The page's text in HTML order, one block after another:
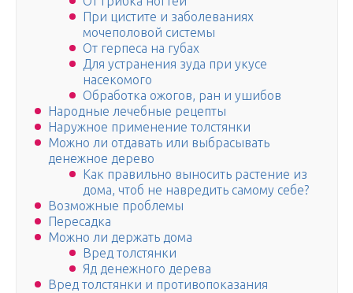
При цистите и заболеваниях
мочеполовой системы
От герпеса на губах
Для устранения зуда при укусе
насекомого
Обработка ожогов, ран и ушибов
Народные лечебные рецепты
Наружное применение толстянки
Можно ли отдавать или выбрасывать
денежное дерево
Как правильно выносить растение из
дома, чтоб не навредить самому себе?
Возможные проблемы
Пересадка
Можно ли держать дома
Вред толстянки
Яд денежного дерева
Вред толстянки и противопоказания